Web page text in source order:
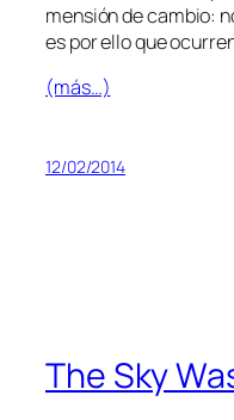
men­sión de cam­bio:
es por ello que
(más…)
12/02/2014
The Sky